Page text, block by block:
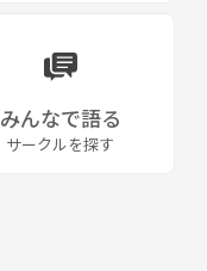
みんなで語る
サークルを探す